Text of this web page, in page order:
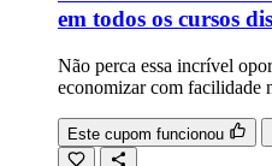
em todos os cursos
Não perca essa incrível
economizar com facilidade
Este cupom funcionou